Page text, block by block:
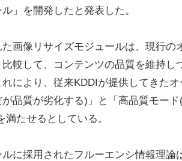
」を開発したと発表した。
画像リサイズモジュールは、現行の
比較して、コンテンツの品質を維持
により、従来KDDIが提供してきた
品質が劣化する)」と「高品質モー
満たせるとしている。
に採用されたフルーエンシ情報理論